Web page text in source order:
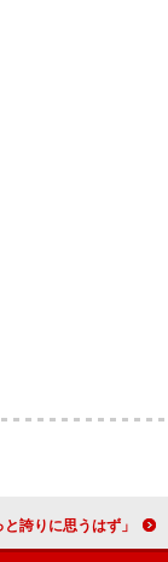
ート“Hot 100”最高位を更新「ジョージもきっと誇りに思うはず」